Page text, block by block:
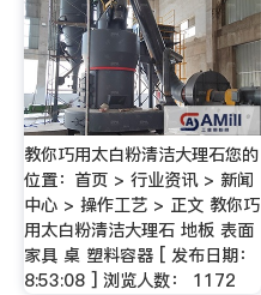
教你巧用太白粉清洁大理石您的
位置：首页 > 行业资讯 > 新闻
中心 > 操作工艺 > 正文 教你巧
用太白粉清洁大理石 地板 表面
家具 桌 塑料容器 [ 发布日期：
8:53:08 ] 浏览人数： 1172